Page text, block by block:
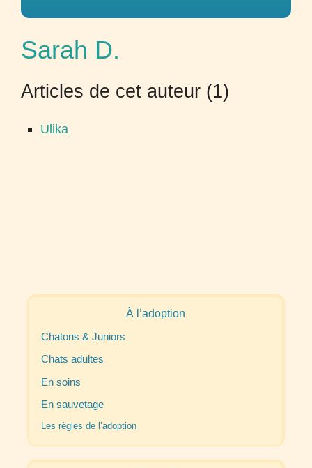
Sarah D.
Articles de cet auteur (1)
Ulika
À l’adoption
Chatons & Juniors
Chats adultes
En soins
En sauvetage
Les règles de l’adoption